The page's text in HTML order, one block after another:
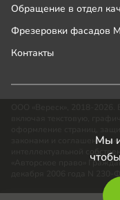
Мы
Обращение в отдел
Фрезеровки фасадов
Контакты
включая текстовую,
законами и соглашениями
интеллектуальной
«Авторское право»